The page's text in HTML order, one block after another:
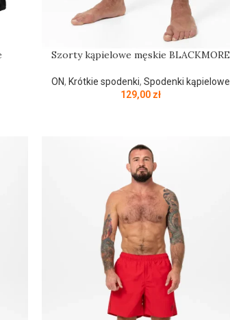
Szorty kąpielowe męskie BLACKMORE
ON, Krótkie spodenki, Spodenki kąpielowe
129,00 zł